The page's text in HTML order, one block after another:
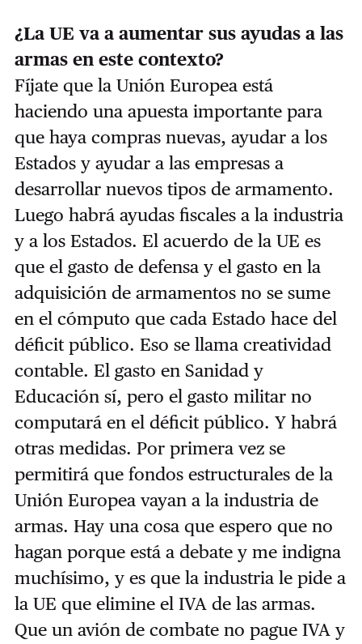
¿La UE va a aumentar sus ayudas a las
armas en este contexto?
Fíjate que la Unión Europea está
haciendo una apuesta importante para
que haya compras nuevas, ayudar a los
Estados y ayudar a las empresas a
desarrollar nuevos tipos de armamento.
Luego habrá ayudas fiscales a la industria
y a los Estados. El acuerdo de la UE es
que el gasto de defensa y el gasto en la
adquisición de armamentos no se sume
en el cómputo que cada Estado hace del
déficit público. Eso se llama creatividad
contable. El gasto en Sanidad y
Educación sí, pero el gasto militar no
computará en el déficit público. Y habrá
otras medidas. Por primera vez se
permitirá que fondos estructurales de la
Unión Europea vayan a la industria de
armas. Hay una cosa que espero que no
hagan porque está a debate y me indigna
muchísimo, y es que la industria le pide a
la UE que elimine el IVA de las armas.
Que un avión de combate no pague IVA y